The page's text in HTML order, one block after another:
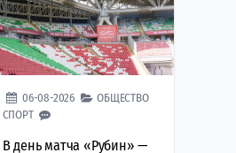
06-08-2026
ОБЩЕСТВО
СПОРТ
В день матча «Рубин» —